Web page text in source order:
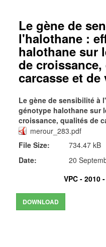
Le gène de
l'halothane :
halothane sur
de
carcasse et de
Le gène de sensibilité à
génotype halothane sur
croissance, qualités de
merour_283.pdf
File Size:
734.47 kB
Date:
20
VPC - 2010